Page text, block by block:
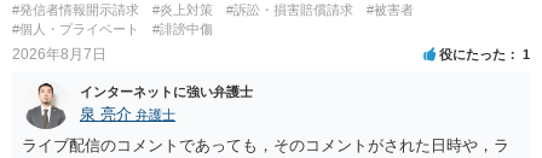
#発信者情報開示請求 #炎上対策 #訴訟・損害賠償請求
#被害者
#個人・プライベート
#誹謗中傷
2026年8月7日 役にたった 1
インターネットに強い弁護士
泉 亮介 弁護士
ライブ配信のコメントであっても，そのコメントがされた日時や，ラ